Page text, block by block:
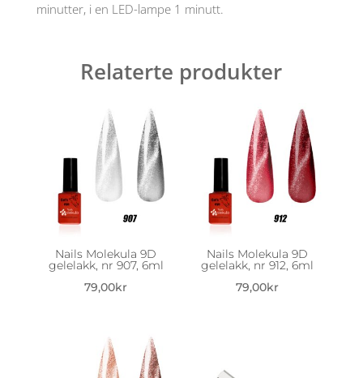
minutter, i en LED-lampe 1 minutt.
Relaterte produkter
Nails Molekula 9D
gelelakk, nr 907, 6ml
79,00kr
Nails Molekula 9D
gelelakk, nr 912, 6ml
79,00kr